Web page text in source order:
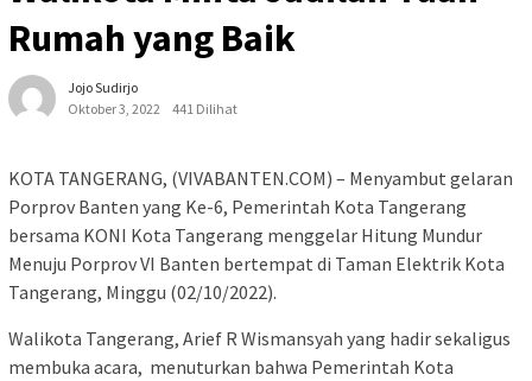
Rumah yang Baik
Jojo Sudirjo
Oktober 3, 2022
441 Dilihat
KOTA TANGERANG, (VIVABANTEN.COM) – Menyambut gelaran
Porprov Banten yang Ke-6, Pemerintah Kota Tangerang
bersama KONI Kota Tangerang menggelar Hitung Mundur
Menuju Porprov VI Banten bertempat di Taman Elektrik Kota
Tangerang, Minggu (02/10/2022).
Walikota Tangerang, Arief R Wismansyah yang hadir sekaligus
membuka acara, menuturkan bahwa Pemerintah Kota